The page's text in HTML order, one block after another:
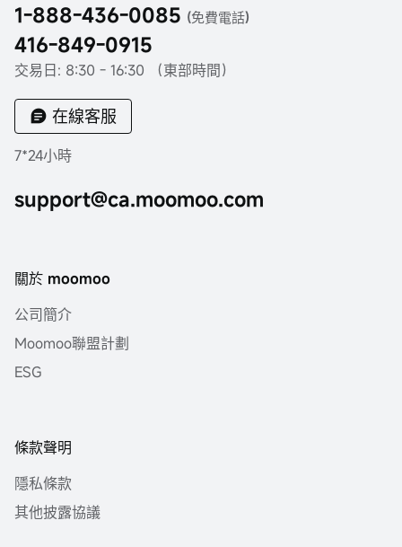
1-888-436-0085 (免費電話)
416-849-0915
交易日: 8:30 - 16:30 （東部時間）
在線客服
7*24小時
support@ca.moomoo.com
關於 moomoo
公司簡介
Moomoo聯盟計劃
ESG
條款聲明
隱私條款
其他披露協議